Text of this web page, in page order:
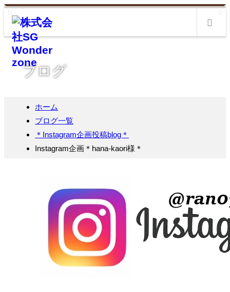
ブログ
ホーム
ブログ一覧
＊Instagram企画投稿blog＊
Instagram企画＊hana-kaori様＊